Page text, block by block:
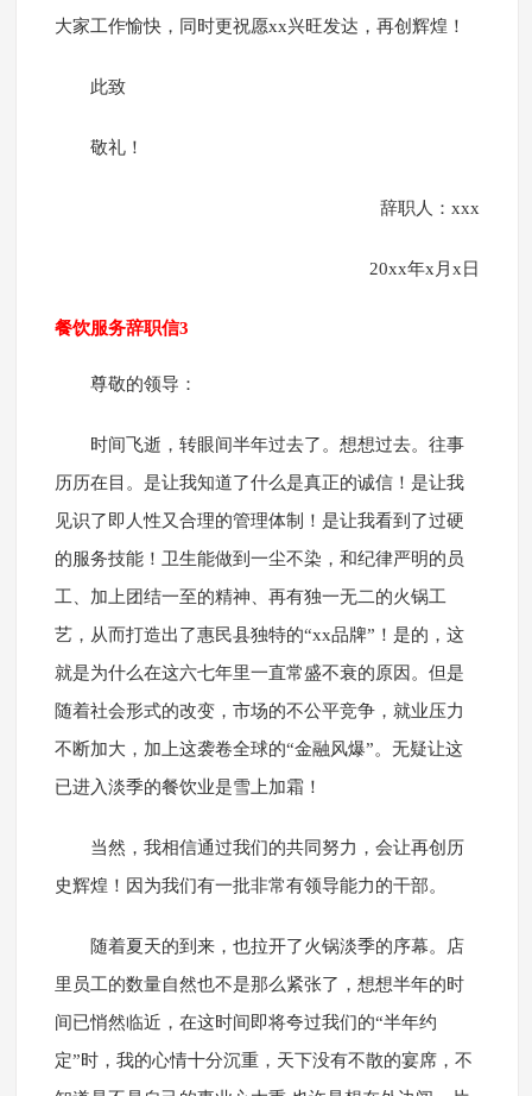
大家工作愉快，同时更祝愿xx兴旺发达，再创辉煌！
此致
敬礼！
辞职人：xxx
20xx年x月x日
餐饮服务辞职信3
尊敬的领导：
时间飞逝，转眼间半年过去了。想想过去。往事
历历在目。是让我知道了什么是真正的诚信！是让我
见识了即人性又合理的管理体制！是让我看到了过硬
的服务技能！卫生能做到一尘不染，和纪律严明的员
工、加上团结一至的精神、再有独一无二的火锅工
艺，从而打造出了惠民县独特的“xx品牌”！是的，这
就是为什么在这六七年里一直常盛不衰的原因。但是
随着社会形式的改变，市场的不公平竞争，就业压力
不断加大，加上这袭卷全球的“金融风爆”。无疑让这
已进入淡季的餐饮业是雪上加霜！
当然，我相信通过我们的共同努力，会让再创历
史辉煌！因为我们有一批非常有领导能力的干部。
随着夏天的到来，也拉开了火锅淡季的序幕。店
里员工的数量自然也不是那么紧张了，想想半年的时
间已悄然临近，在这时间即将夸过我们的“半年约
定”时，我的心情十分沉重，天下没有不散的宴席，不